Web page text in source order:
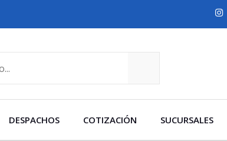
DESPACHOS COTIZACIÓN SUCURSALES